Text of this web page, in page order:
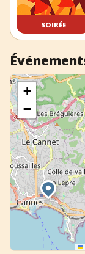
SOIRÉE
+
−